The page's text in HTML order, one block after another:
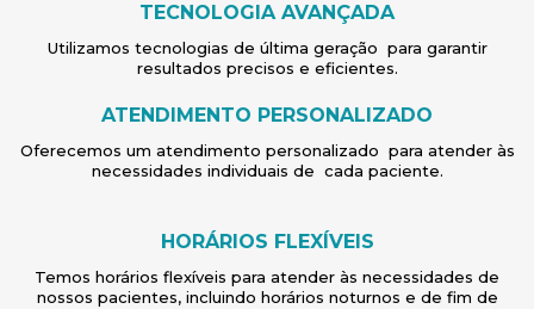
TECNOLOGIA AVANÇADA
Utilizamos tecnologias de última geração para garantir
resultados precisos e eficientes.
ATENDIMENTO PERSONALIZADO
Oferecemos um atendimento personalizado para atender às
necessidades individuais de cada paciente.
HORÁRIOS FLEXÍVEIS
Temos horários flexíveis para atender às necessidades de
nossos pacientes, incluindo horários noturnos e de fim de